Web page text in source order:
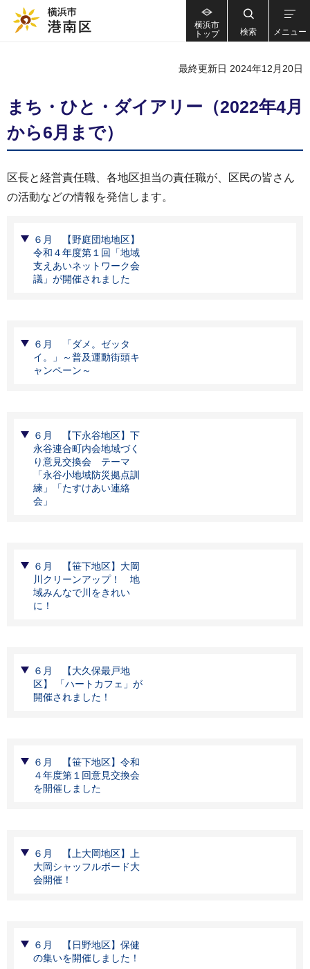
横浜市
トップ
検索 メニュー
最終更新日 2024年12月20日
まち・ひと・ダイアリー（2022年4月
から6月まで）
区長と経営責任職、各地区担当の責任職が、区民の皆さん
の活動などの情報を発信します。
６月 【野庭団地地区】
令和４年度第１回「地域
支えあいネットワーク会
議」が開催されました
６月 「ダメ。ゼッタ
イ。」～普及運動街頭キ
ャンペーン～
６月 【下永谷地区】下
永谷連合町内会地域づく
り意見交換会 テーマ
「永谷小地域防災拠点訓
練」「たすけあい連絡
会」
６月 【笹下地区】大岡
川クリーンアップ！ 地
域みんなで川をきれい
に！
６月 【大久保最戸地
区】 「ハートカフェ」が
開催されました！
６月 【笹下地区】令和
４年度第１回意見交換会
を開催しました
６月 【上大岡地区】上
大岡シャッフルボード大
会開催！
６月 【日野地区】保健
の集いを開催しました！